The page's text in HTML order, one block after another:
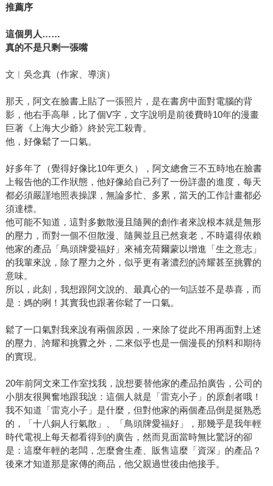
推薦序
這個男人……
真的不是只剩一張嘴
文︱吳念真（作家、導演）
那天，阿文在臉書上貼了一張照片，是在書房中面對電腦的背
影，他右手高舉，比了個V字，文字說明是前後費時10年的漫畫
巨著《上海大少爺》終於完工殺青。
他，好像鬆了一口氣。
好多年了（覺得好像比10年更久），阿文總會三不五時地在臉書
上報告他的工作狀態，他好像給自己列了一份詳盡的進度，每天
都必須嚴謹地照表操課，無論多忙、多累，當天的工作計畫都必
須達標。
他可能不知道，這對多數散漫且隨興的創作者來說根本就是無形
的壓力，而對一個不但散漫、隨興並且已然衰老，不時還得依賴
他家的產品「鳥頭牌愛福好」來補充荷爾蒙以增進「生之意志」
的我輩來說，除了壓力之外，似乎更有著濃烈的誇耀甚至挑釁的
意味。
所以，此刻，我想跟阿文說的、最真心的一句話並不是恭喜，而
是：媽的咧！其實我也跟著你鬆了一口氣。
鬆了一口氣對我來說有兩個原因，一來除了從此不用再面對上述
的壓力、誇耀和挑釁之外，二來似乎也是一個漫長的預料和期待
的實現。
20年前阿文來工作室找我，說想要替他家的產品拍廣告，公司的
小朋友很興奮地跟我說：這個人就是「雷克小子」的原創者哦！
我不知道「雷克小子」是什麼，但對他家的兩個產品倒是挺熟悉
的，「十八銅人行氣散」、「鳥頭牌愛福好」，那幾乎是我年輕
時代電視上每天都看得到的廣告，然而見面當時無比驚訝的卻
是：這麼年輕的老闆，怎麼會生產、販售這麼「資深」的產品？
後來才知道那是家傳的商品，他父親過世後由他接手。